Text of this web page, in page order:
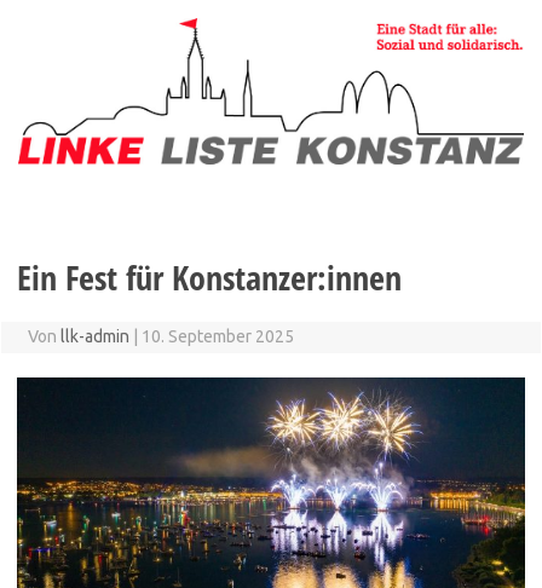
Ein Fest für Konstanzer:innen
Von llk-admin 10. September 2025